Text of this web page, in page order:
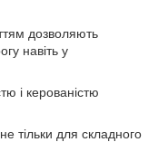
дозволяють
навіть у
і керованістю
тільки для складного